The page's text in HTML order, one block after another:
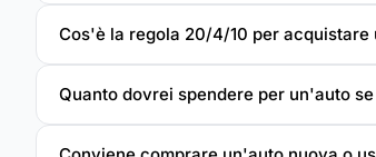
Cos'è la regola 20/4/10 per acquistare
Quanto dovrei spendere per un'auto